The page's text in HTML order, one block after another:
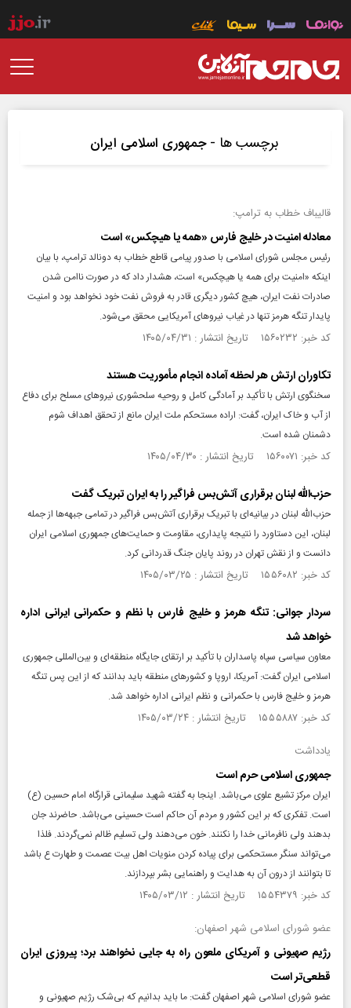
برچسب ها -جمهوری اسلامی ایران
قالیباف خطاب به ترامپ:
معادله امنیت در خلیج فارس «همه یا هیچکس» است
رئیس مجلس شورای اسلامی با صدور پیامی قاطع خطاب به دونالد ترامپ، با بیان
اینکه «امنیت برای همه یا هیچکس» است، هشدار داد که در صورت ناامن شدن
صادرات نفت ایران، هیچ کشور دیگری قادر به فروش نفت خود نخواهد بود و امنیت
پایدار تنگه هرمز تنها در غیاب نیرو‌های آمریکایی محقق می‌شود.
کد خبر: ۱۵۶۰۲۳۲ تاریخ انتشار : ۱۴۰۵/۰۴/۳۱
تکاوران ارتش هر لحظه آماده انجام مأموریت هستند
سخنگوی ارتش با تأکید بر آمادگی کامل و روحیه سلحشوری نیرو‌های مسلح برای دفاع
از آب و خاک ایران، گفت: اراده مستحکم ملت ایران مانع از تحقق اهداف شوم
دشمنان شده است.
کد خبر: ۱۵۶۰۰۷۱ تاریخ انتشار : ۱۴۰۵/۰۴/۳۰
حزب‌الله لبنان برقراری آتش‌بس فراگیر را به ایران تبریک گفت
حزب‌الله لبنان در بیانیه‌ای با تبریک برقراری آتش‌بس فراگیر در تمامی جبهه‌ها از جمله
لبنان، این دستاورد را نتیجه پایداری، مقاومت و حمایت‌های جمهوری اسلامی ایران
دانست و از نقش تهران در روند پایان جنگ قدردانی کرد.
کد خبر: ۱۵۵۶۰۸۲ تاریخ انتشار : ۱۴۰۵/۰۳/۲۵
سردار جوانی: تنگه هرمز و خلیج فارس با نظم و حکمرانی ایرانی اداره
خواهد شد
معاون سیاسی سپاه پاسداران با تأکید بر ارتقای جایگاه منطقه‌ای و بین‌المللی جمهوری
اسلامی ایران گفت: آمریکا، اروپا و کشورهای منطقه باید بدانند که از این پس تنگه
هرمز و خلیج فارس با حکمرانی و نظم ایرانی اداره خواهد شد.
کد خبر: ۱۵۵۵۸۸۷ تاریخ انتشار : ۱۴۰۵/۰۳/۲۴
یادداشت
جمهوری اسلامی حرم است
ایران مرکز تشیع علوی می‌باشد. اینجا به گفته شهید سلیمانی قرارگاه امام حسین (ع)
است. تفکری که بر این کشور و مردم آن حاکم است حسینی می‌باشد. حاضرند جان
بدهند ولی نافرمانی خدا را نکنند. خون می‌دهند ولی تسلیم ظالم نمی‌گردند. فلذا
می‌تواند سنگر مستحکمی برای پیاده کردن منویات اهل بیت عصمت و طهارت ع باشد
تا بتوانند از درون آن به هدایت و راهنمایی بشر بپردازند.
کد خبر: ۱۵۵۴۳۷۹ تاریخ انتشار : ۱۴۰۵/۰۳/۱۲
عضو شورای اسلامی شهر اصفهان:
رژیم صهیونی و آمریکای ملعون راه به جایی نخواهند برد؛ پیروزی ایران
قطعی‌تر است
عضو شورای اسلامی شهر اصفهان گفت: ما باید بدانیم که بی‌شک رژیم صهیونی و